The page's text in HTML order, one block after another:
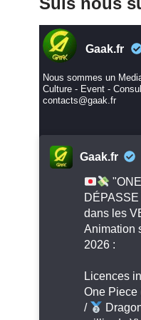
Gaak.fr
Nous sommes un
Culture - Event -
contacts@gaak.fr
Gaak.fr
dans les
Animation
2026 :
Licences
One Piece
/